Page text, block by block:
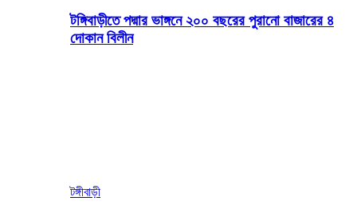
টঙ্গিবাড়ীতে পদ্মার ভাঙ্গনে ২০০ বছরের পুরানো বাজারের ৪
দোকান বিলীন
টঙ্গীবাড়ী